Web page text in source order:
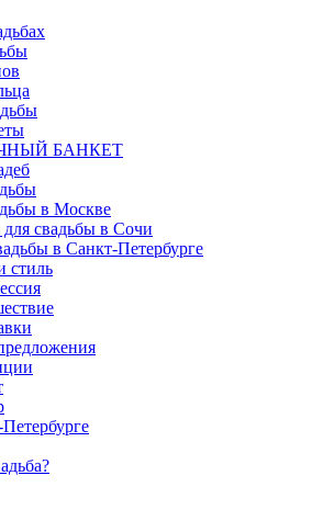
БАНКЕТ
в Москве
для свадьбы в Сочи
в Санкт-Петербурге
стиль